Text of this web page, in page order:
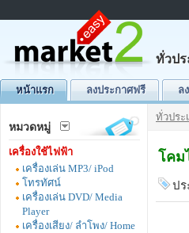
ทั่วปร
หน้าแรก ลงประกาศฟรี ล
หมวดหมู่
เครื่องใช้ไฟฟ้า
เครื่องเล่น MP3/ iPod
โทรทัศน์
เครื่องเล่น DVD/ Media
Player
เครื่องเสียง/ ลำโพง/ Home
ทั่วประ
โคม
ปร